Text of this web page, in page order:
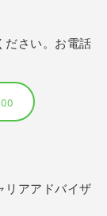
ださい。お電話
リアアドバイザ